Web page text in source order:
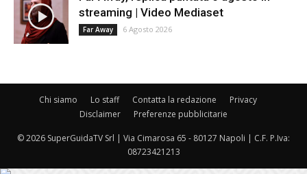
streaming | Video Mediaset
Far Away 6 Agosto 2026
Chi siamo Lo staff Contatta la redazione
Privacy
Disclaimer
Preferenze pubblicitarie
© 2026 SuperGuidaTV Srl | Via Cimarosa 65 - 80127 Napoli | C.F. P.Iva:
08723421213